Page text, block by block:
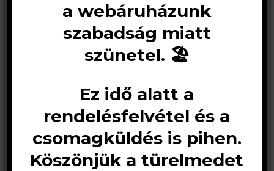
a webáruházunk
szabadság miatt
szünetel. 🏖️
Ez idő alatt a
rendelésfelvétel és a
csomagküldés is pihen.
Köszönjük a türelmedet